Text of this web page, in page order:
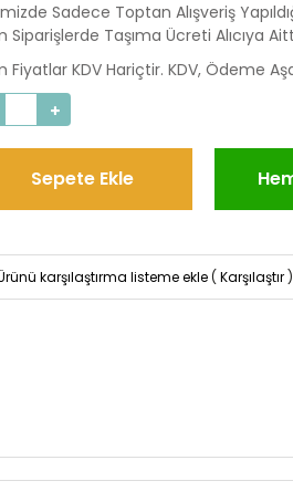
Sadece Toptan Alışveriş
Siparişlerde Taşıma Ücreti Alıcıya
Fiyatlar KDV Hariçtir. KDV, Ödeme
Sepete Ekle
karşılaştırma listeme ekle ( Karşılaştır )